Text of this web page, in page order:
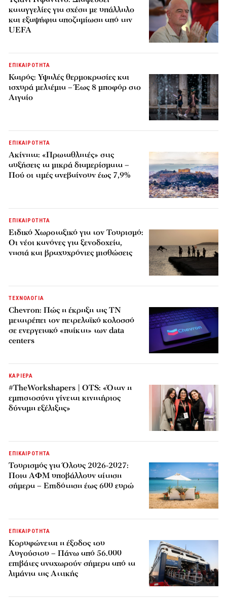
καταγγελίες για σχέση με υπάλληλο
και εξαψήφια αποζημίωση από την
UEFA
ΕΠΙΚΑΙΡΟΤΗΤΑ
Καιρός: Υψηλές θερμοκρασίες και
ισχυρά μελτέμια – Έως 8 μποφόρ στο
Αιγαίο
ΕΠΙΚΑΙΡΟΤΗΤΑ
Ακίνητα: «Πρωταθλητές» στις
αυξήσεις τα μικρά διαμερίσματα –
Πού οι τιμές ανεβαίνουν έως 7,9%
ΕΠΙΚΑΙΡΟΤΗΤΑ
Ειδικό Χωροταξικό για τον Τουρισμό:
Οι νέοι κανόνες για ξενοδοχεία,
νησιά και βραχυχρόνιες μισθώσεις
ΤΕΧΝΟΛΟΓΙΑ
Chevron: Πώς η έκρηξη της ΤΝ
μετατρέπει τον πετρελαϊκό κολοσσό
σε ενεργειακό «παίκτη» των data
centers
ΚΑΡΙΕΡΑ
#TheWorkshapers | OTS: «Όταν η
εμπιστοσύνη γίνεται κινητήριος
δύναμη εξέλιξης»
ΕΠΙΚΑΙΡΟΤΗΤΑ
Τουρισμός για Όλους 2026-2027:
Ποια ΑΦΜ υποβάλλουν αίτηση
σήμερα – Επιδότηση έως 600 ευρώ
ΕΠΙΚΑΙΡΟΤΗΤΑ
Κορυφώνεται η έξοδος του
Αυγούστου – Πάνω από 56.000
επιβάτες αναχωρούν σήμερα από τα
λιμάνια της Αττικής